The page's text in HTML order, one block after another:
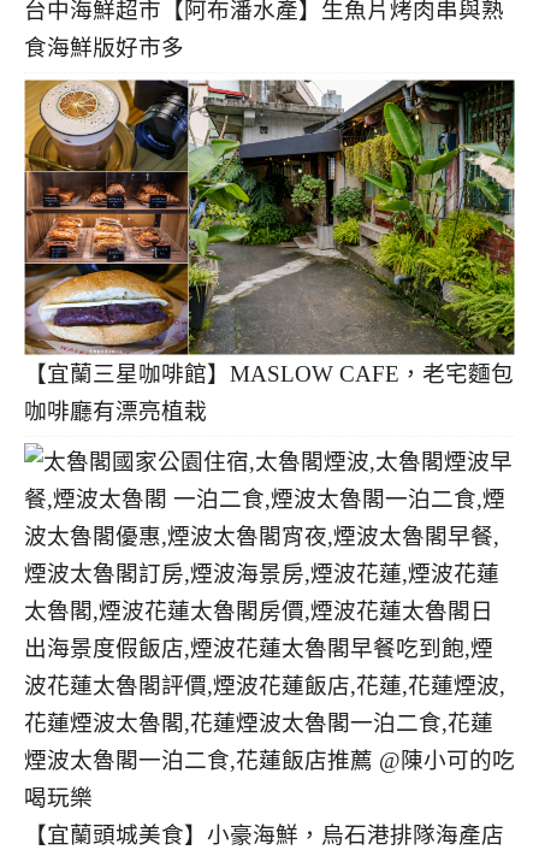
台中海鮮超市【阿布潘水產】生魚片烤肉串與熟
食海鮮版好市多
【宜蘭三星咖啡館】MASLOW CAFE，老宅麵包
咖啡廳有漂亮植栽
【宜蘭頭城美食】小豪海鮮，烏石港排隊海產店